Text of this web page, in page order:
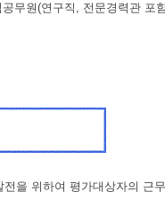
무원(연구직, 전문경력관 포
을 위하여 평가대상자의 근